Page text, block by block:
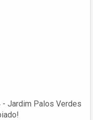
- Jardim Palos Verdes